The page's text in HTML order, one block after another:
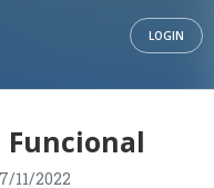
LOGIN
11/2022